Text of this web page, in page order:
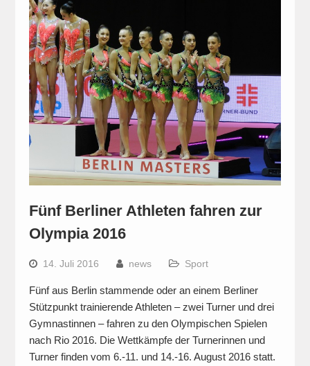
Fünf Berliner Athleten fahren zur
Olympia 2016
14. Juli 2016 news Sport
Fünf aus Berlin stammende oder an einem Berliner
Stützpunkt trainierende Athleten – zwei Turner und drei
Gymnastinnen – fahren zu den Olympischen Spielen
nach Rio 2016. Die Wettkämpfe der Turnerinnen und
Turner finden vom 6.-11. und 14.-16. August 2016 statt.